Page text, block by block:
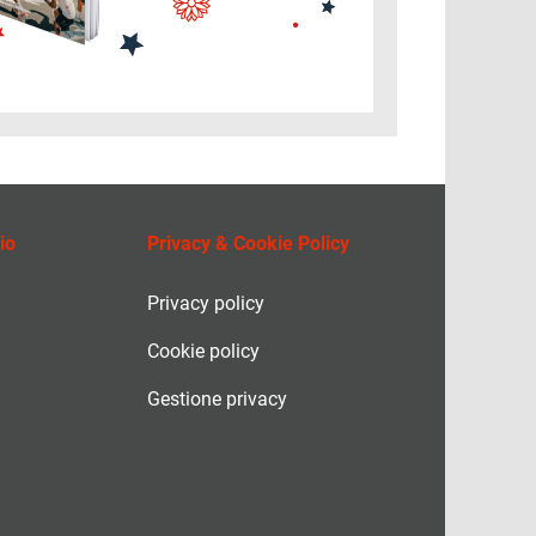
Privacy & Cookie Policy
Privacy policy
Cookie policy
Gestione privacy